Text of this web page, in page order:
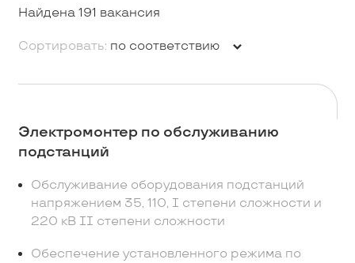
Сортировать: по соответствию
Найдена 191 вакансия
Электромонтер по обслуживанию
подстанций
Обслуживание оборудования подстанций
напряжением 35, 110, I степени сложности и
220 кВ II степени сложности
Обеспечение установленного режима по